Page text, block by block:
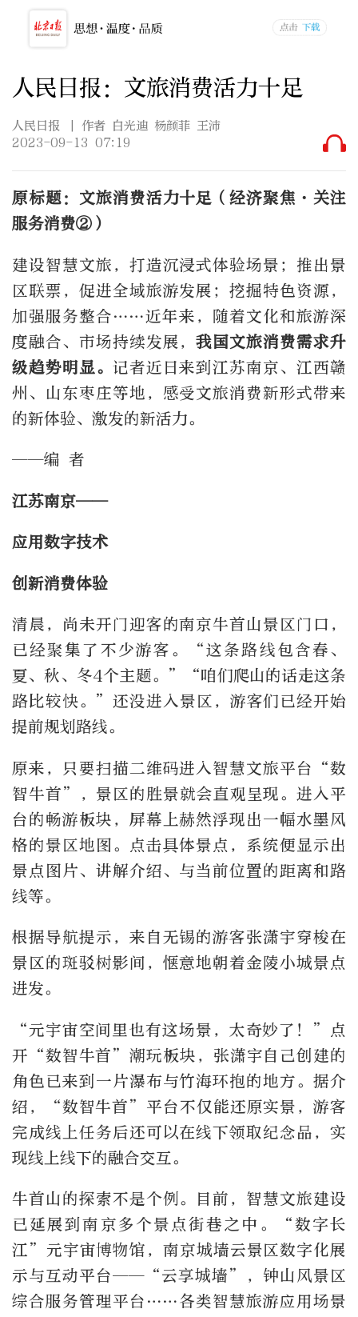
人民日报：文旅消费活力十足
人民日报
| 作者 白光迪 杨颜菲 王沛
2023-09-13 07:19
原标题：文旅消费活力十足（经济聚焦·关注
服务消费②）
建设智慧文旅，打造沉浸式体验场景；推出景
区联票，促进全域旅游发展；挖掘特色资源，
加强服务整合……近年来，随着文化和旅游深
度融合、市场持续发展，我国文旅消费需求升
级趋势明显。 记者近日来到江苏南京、江西赣
州、山东枣庄等地，感受文旅消费新形式带来
的新体验、激发的新活力。
——编 者
江苏南京——
应用数字技术
创新消费体验
清晨，尚未开门迎客的南京牛首山景区门口，
已经聚集了不少游客。“这条路线包含春、
夏、秋、冬4个主题。”“咱们爬山的话走这条
路比较快。”还没进入景区，游客们已经开始
提前规划路线。
原来，只要扫描二维码进入智慧文旅平台“数
智牛首”，景区的胜景就会直观呈现。进入平
台的畅游板块，屏幕上赫然浮现出一幅水墨风
格的景区地图。点击具体景点，系统便显示出
景点图片、讲解介绍、与当前位置的距离和路
线等。
根据导航提示，来自无锡的游客张潇宇穿梭在
景区的斑驳树影间，惬意地朝着金陵小城景点
进发。
“元宇宙空间里也有这场景，太奇妙了！”点
开“数智牛首”潮玩板块，张潇宇自己创建的
角色已来到一片瀑布与竹海环抱的地方。据介
绍，“数智牛首”平台不仅能还原实景，游客
完成线上任务后还可以在线下领取纪念品，实
现线上线下的融合交互。
牛首山的探索不是个例。目前，智慧文旅建设
已延展到南京多个景点街巷之中。“数字长
江”元宇宙博物馆，南京城墙云景区数字化展
示与互动平台——“云享城墙”，钟山风景区
综合服务管理平台……各类智慧旅游应用场景